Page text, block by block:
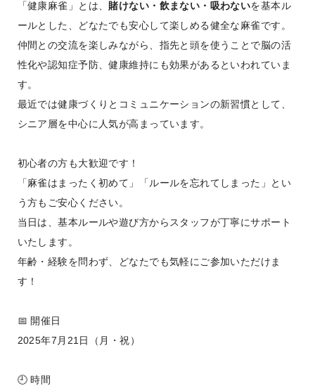
「健康麻雀」とは、 賭けない・飲まない・吸わないを基本ル
ールとした、どなたでも安心して楽しめる健全な麻雀です。
仲間との交流を楽しみながら、指先と頭を使うことで脳の活
性化や認知症予防、健康維持にも効果があるといわれていま
す。
最近では健康づくりとコミュニケーションの新習慣として、
シニア層を中心に人気が高まっています。
初心者の方も大歓迎です！
「麻雀はまったく初めて」「ルールを忘れてしまった」とい
う方もご安心ください。
当日は、基本ルールや遊び方からスタッフが丁寧にサポート
いたします。
年齢・経験を問わず、どなたでも気軽にご参加いただけま
す！
📅 開催日
2025年7月21日（月・祝）
🕘 時間